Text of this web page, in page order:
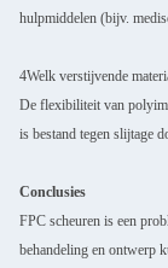
hulpmiddelen (bijv.
4Welk verstijvende
De flexibiliteit van
is bestand tegen slijtage
Conclusies
FPC scheuren is een
behandeling en ontwerp